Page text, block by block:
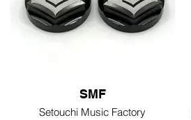
SMF
Setouchi Music Factory